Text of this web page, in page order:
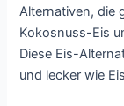
Alternativen, die
Kokosnuss-Eis
Diese Eis-
und lecker wie